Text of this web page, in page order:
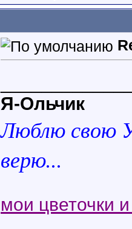
Я-Ольчик
Люблю свою
верю...
мои цветочки